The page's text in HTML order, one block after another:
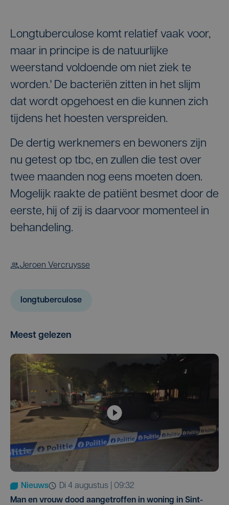
Longtuberculose komt relatief vaak voor,
maar in principe is de natuurlijke
weerstand voldoende om niet ziek te
worden.' De bacteriën zitten in het slijm
dat wordt opgehoest en die kunnen zich
tijdens het hoesten verspreiden.
De dertig werknemers en bewoners zijn
nu getest op tbc, en zullen die test over
twee maanden nog eens moeten doen.
Mogelijk raakte de patiënt besmet door de
eerste, hij of zij is daarvoor momenteel in
behandeling.
Jeroen Vercruysse
longtuberculose
Meest gelezen
Nieuws
di 4 augustus | 09:32
Man en vrouw dood aangetroffen in woning in Sint-